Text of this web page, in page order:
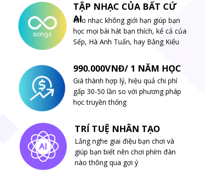
TRÍ TUỆ NHÂN TẠO
Lắng nghe giai điệu bạn chơi và
giúp bạn biết nên chơi phím đàn
nào thông qua gợi ý
TẬP NHẠC CỦA BẤT CỨ
AI
Kho nhạc không giới hạn giúp bạn
học mọi bài hát bạn thích, kể cả của
Sếp, Hà Anh Tuấn, hay Bằng Kiểu
Giá thành hợp lý, hiệu quả chi phí
gấp 30-50 lần so với phương pháp
học truyền thống
990.000VNĐ/ 1 NĂM HỌC